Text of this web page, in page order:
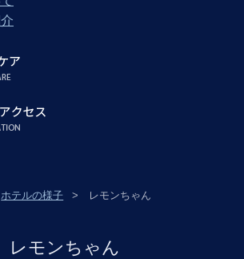
ホテルの様子 レモンちゃん
レモンちゃん